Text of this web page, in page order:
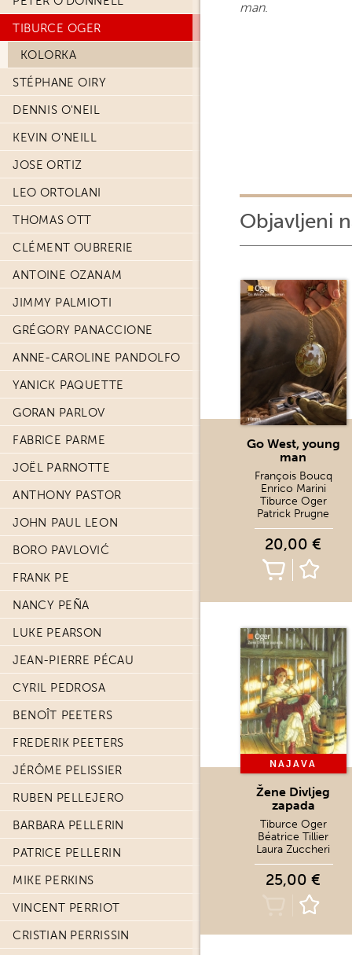
TIBURCE OGER
KOLORKA
STÉPHANE OIRY
DENNIS O'NEIL
KEVIN O'NEILL
JOSE ORTIZ
LEO ORTOLANI
THOMAS OTT
CLÉMENT OUBRERIE
ANTOINE OZANAM
JIMMY PALMIOTI
GRÉGORY PANACCIONE
ANNE-CAROLINE PANDOLFO
YANICK PAQUETTE
GORAN PARLOV
FABRICE PARME
JOËL PARNOTTE
ANTHONY PASTOR
JOHN PAUL LEON
BORO PAVLOVIĆ
FRANK PE
NANCY PEÑA
LUKE PEARSON
JEAN-PIERRE PÉCAU
CYRIL PEDROSA
BENOÎT PEETERS
FREDERIK PEETERS
JÉRÔME PELISSIER
RUBEN PELLEJERO
BARBARA PELLERIN
PATRICE PELLERIN
MIKE PERKINS
VINCENT PERRIOT
CRISTIAN PERRISSIN
man.
Objavljeni
Go West, young
man
François Boucq
Enrico Marini
Tiburce Oger
Patrick Prugne
20,00 €
NAJAVA
Žene Divljeg
zapada
Tiburce Oger
Béatrice Tillier
Laura Zuccheri
25,00 €